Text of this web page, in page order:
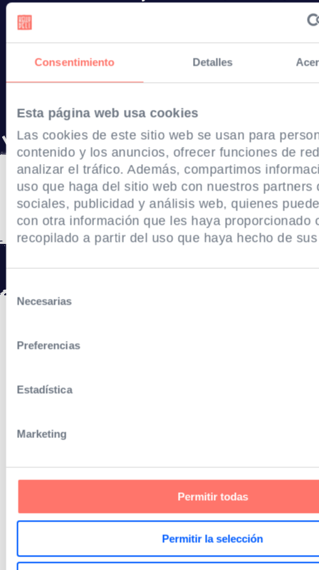
Consentimiento Detalles
Esta página web usa cookies
Las cookies de este sitio web se usan para
contenido y los anuncios, ofrecer funciones de
analizar el tráfico. Además, compartimos
uso que haga del sitio web con nuestros partners
sociales, publicidad y análisis web, quienes
con otra información que les haya proporcionado
recopilado a partir del uso que haya hecho de
Selección
Necesarias
Preferencias
Estadística
Marketing
Permitir todas
Permitir la selección
de las marcas
Home
Kelly's Way
Ofertas de trabajo
Contacto